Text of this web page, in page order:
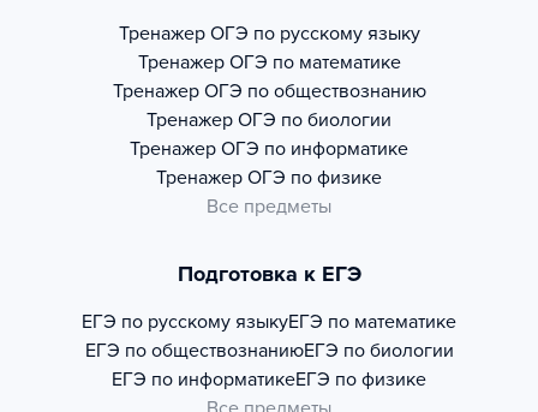
Тренажер ОГЭ по русскому языку
Тренажер ОГЭ по математике
Тренажер ОГЭ по обществознанию
Тренажер ОГЭ по биологии
Тренажер ОГЭ по информатике
Тренажер ОГЭ по физике
Все предметы
Подготовка к ЕГЭ
ЕГЭ по русскому языкуЕГЭ по математике
ЕГЭ по обществознаниюЕГЭ по биологии
ЕГЭ по информатикеЕГЭ по физике